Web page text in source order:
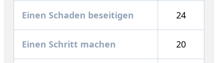
Einen Schaden beseitigen 24
Einen Schritt machen 20